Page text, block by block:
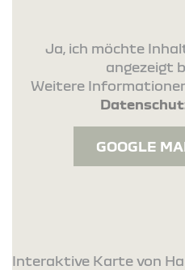
Ja, ich möchte
angezeigt
Weitere
GOOGLE
Interaktive Karte von